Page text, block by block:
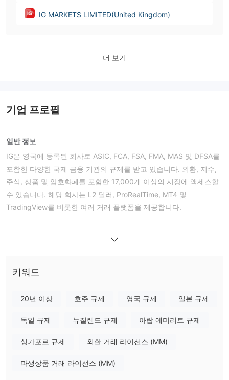
IG MARKETS LIMITED(United Kingdom)
더 보기
기업 프로필
일반 정보
IG은 영국에 등록된 회사로 ASIC, FCA, FSA, FMA, MAS 및 DFSA를
포함한 다양한 국제 금융 기관의 규제를 받고 있습니다. 외환, 지수,
주식, 상품 및 암호화폐를 포함한 17,000개 이상의 시장에 액세스할
수 있습니다. 해당 회사는 L2 딜러, ProRealTime, MT4 및
TradingView를 비롯한 여러 거래 플랫폼을 제공합니다.
IG은 시장 제작 (MM) 브로커로, 거래 작업에서 고객의 상대방 역할
과 반대 포지션을 취합니다. 따라서 더 빠른 주문 실행 속도, 더 좁은
이익 차이에서 비롯된 특정 이해 관계를 의미합니다. 이러한 동적을
중요합니다.
IG의 장단점
키워드
20년 이상 호주 규제 영국 규제 일본 규제
독일 규제 뉴질랜드 규제 아랍 에미리트 규제
싱가포르 규제 외환 거래 라이선스 (MM)
파생상품 거래 라이선스 (MM)